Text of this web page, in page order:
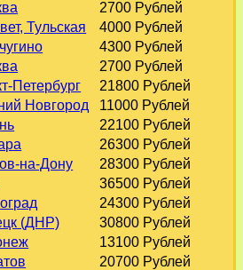
2700 Рублей
Тульская
4000 Рублей
4300 Рублей
2700 Рублей
Петербург
21800 Рублей
Новгород
11000 Рублей
22100 Рублей
26300 Рублей
на-Дону
28300 Рублей
36500 Рублей
24300 Рублей
(ДНР)
30800 Рублей
13100 Рублей
20700 Рублей